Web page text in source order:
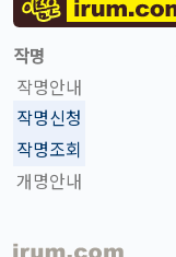
작명
작명안내
작명신청
작명조회
개명안내